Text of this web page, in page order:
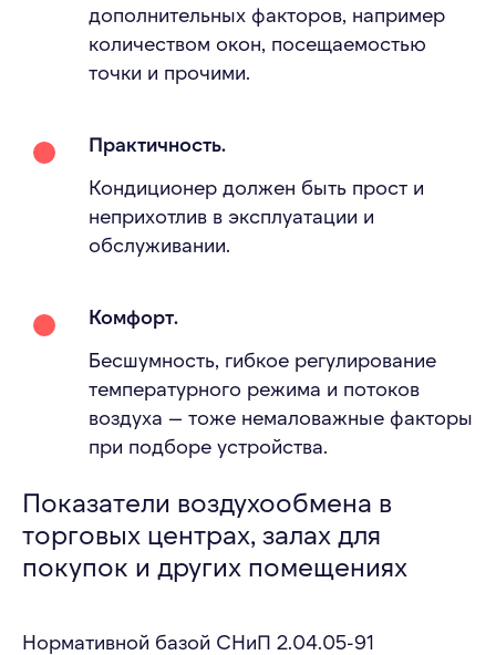
дополнительных факторов, например
количеством окон, посещаемостью
точки и прочими.
Практичность.
Кондиционер должен быть прост и
неприхотлив в эксплуатации и
обслуживании.
Комфорт.
Бесшумность, гибкое регулирование
температурного режима и потоков
воздуха — тоже немаловажные факторы
при подборе устройства.
Показатели воздухообмена в
торговых центрах, залах для
покупок и других помещениях
Нормативной базой СНиП 2.04.05-91